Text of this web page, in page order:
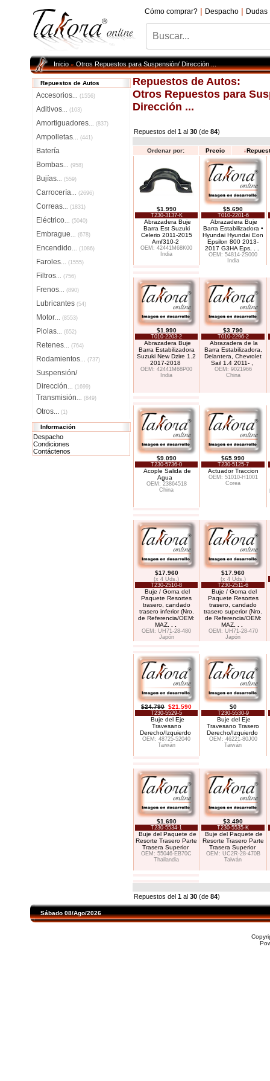
Cómo comprar? | Despacho | Dudas
Inicio»Otros Repuestos para Suspensión/ Dirección ...
Repuestos de Autos
Accesorios... (1556)
Aditivos... (103)
Amortiguadores... (837)
Ampolletas... (441)
Batería
Bombas... (958)
Bujías... (559)
Carrocería... (2696)
Correas... (1831)
Eléctrico... (5040)
Embrague... (678)
Encendido... (1086)
Faroles... (1555)
Filtros... (756)
Frenos... (890)
Lubricantes (54)
Motor... (8553)
Piolas... (652)
Retenes... (764)
Rodamientos... (737)
Suspensión/
Dirección... (1699)
Transmisión... (849)
Otros... (1)
Información
Despacho
Condiciones
Contáctenos
Repuestos de Autos:
Otros Repuestos para
Dirección ...
Repuestos del 1 al 30 (de 84)
Ordenar por: Precio ↓
$1.990
T230-3137-K
Abrazadera Buje
Barra Est Suzuki
Celerio 2011-2015
Amf310-2
OEM: 42441M68K00
India
$5.690
T010-2201-6
Abrazadera Buje
Barra Estabilizadora •
Hyundai Hyundai Eon
Epsilon 800 2013-
2017 G3HA Eps
OEM: 54814-2S000
India
$1.990
T010-2203-2
Abrazadera Buje
Barra Estabilizadora
Suzuki New Dzire 1.2
2017-2018
OEM: 42441M68P00
India
$3.790
T010-2296-2
Abrazadera de la
Barra Estabilizadora,
Delantera, Chevrolet
Sail 1.4 2011- ,
OEM: 9021966
China
$9.090
T230-5736-0
Acople Salida de
Agua
OEM: 23864518
China
$65.990
T230-5125-7
Actuador Traccion
OEM: 51010-H1001
Corea
$17.960
(x 4 Uds.)
T230-2510-8
Buje / Goma del
Paquete Resortes
trasero, candado
trasero inferior (Nro.
de Referencia/OEM:
MAZ. . .
OEM: UH71-28-480
Japón
$17.960
(x 4 Uds.)
T230-2511-6
Buje / Goma del
Paquete Resortes
trasero, candado
trasero superior (Nro.
de Referencia/OEM:
MAZ
OEM: UH71-28-470
Japón
$24.790 $21.590
T230-5529-5
Buje del Eje
Travesano
Derecho/Izquierdo
OEM: 48725-52040
Taiwán
$0
T230-5530-9
Buje del Eje
Travesano Trasero
Derecho/Izquierdo
OEM: 46221-80J00
Taiwán
$1.690
T230-5534-1
Buje del Paquete de
Resorte Trasero Parte
Trasera Superior
OEM: 55046-EB70C
Thailandia
$3.490
T230-5535-K
Buje del Paquete de
Resorte Trasero Parte
Trasera Superior
OEM: UC2R-28-470B
Taiwán
Repuestos del 1 al 30 (de 84)
Sábado 08/Ago/2026